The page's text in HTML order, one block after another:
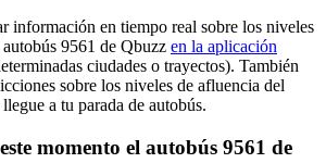
información en tiempo real sobre los niveles
9561 de Qbuzz en la aplicación
ciudades o trayectos). También
sobre los niveles de afluencia del
a tu parada de autobús.
momento el autobús 9561 de